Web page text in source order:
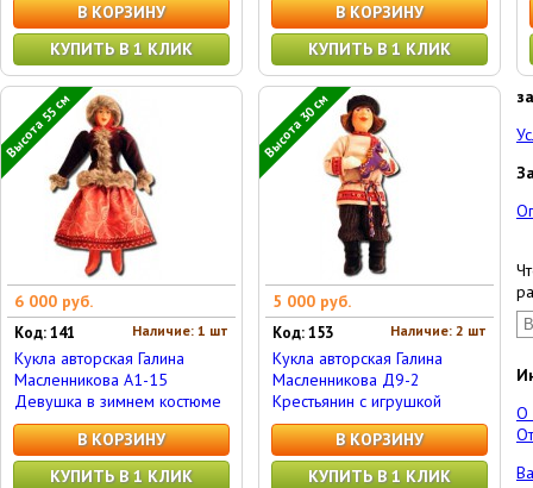
В КОРЗИНУ
КУПИТЬ В 1 КЛИК
В КОРЗИНУ
КУПИТЬ В 1 КЛИК
Высота 55 см
6 000 руб.
Наличие: 1 шт
Код: 141
Кукла авторская Галина
Масленникова А1-15
Девушка в зимнем костюме
В КОРЗИНУ
КУПИТЬ В 1 КЛИК
Высота 30 см
5 000 руб.
Наличие: 2 шт
Код: 153
Кукла авторская Галина
Масленникова Д9-2
Крестьянин с игрушкой
В КОРЗИНУ
КУПИТЬ В 1 КЛИК
О